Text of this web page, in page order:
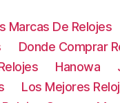
Marcas De Relojes
Donde Comprar
Hanowa
Los Mejores